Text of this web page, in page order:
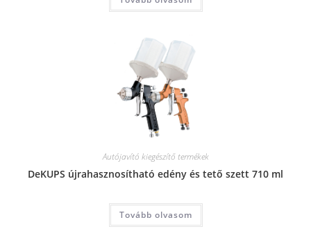
Autójavító kiegészítő termékek
DeKUPS újrahasznosítható edény és tető szett 710 ml
Tovább olvasom